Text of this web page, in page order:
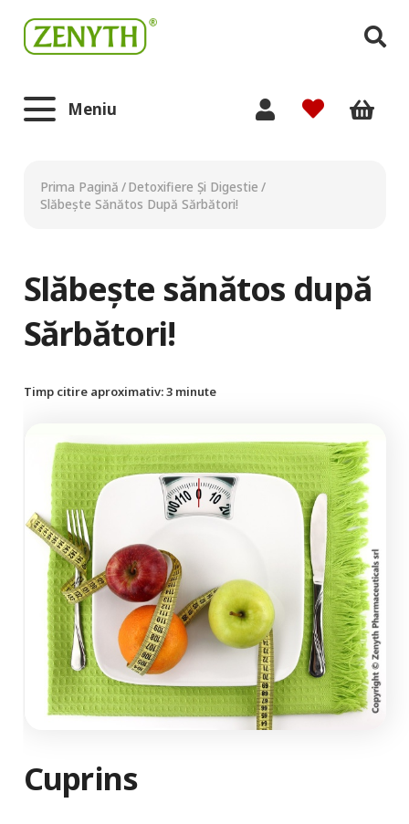
Meniu
Prima Pagină /Detoxifiere Și Digestie /
Slăbeşte Sănătos După Sărbători!
Slăbeşte sănătos după
Sărbători!
Timp citire aproximativ:3 minute
Cuprins